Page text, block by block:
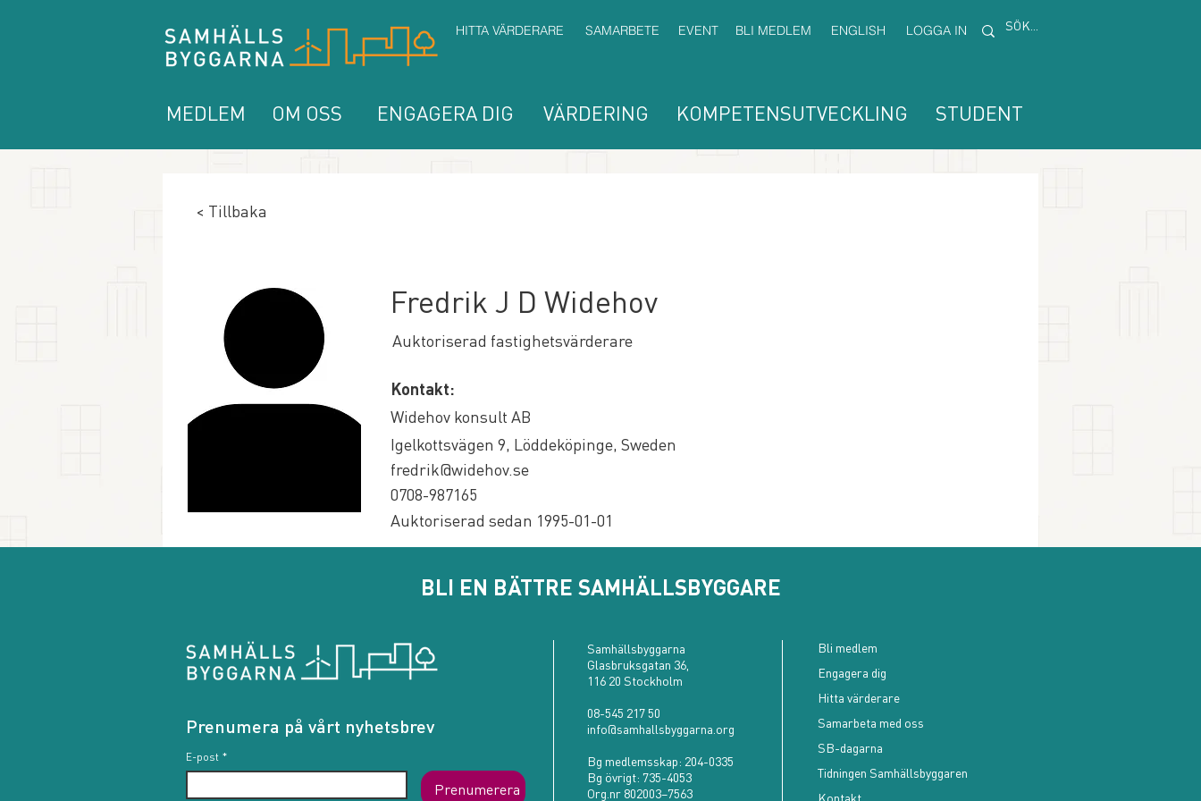
HITTA VÄRDERARE SAMARBETE EVENT BLI MEDLEM ENGLISH LOGGA IN
STUDENT
KOMPETENSUTVECKLING
VÄRDERING
ENGAGERA DIG
OM OSS
MEDLEM
< Tillbaka
Fredrik J D Widehov
Auktoriserad fastighetsvärderare
Kontakt:
Widehov konsult AB
Igelkottsvägen 9, Löddeköpinge, Sweden
fredrik@widehov.se
0708-987165
Auktoriserad sedan 1995-01-01
BLI EN BÄTTRE SAMHÄLLSBYGGARE
Prenumera på vårt nyhetsbrev
E-post *
Prenumerera
Samhällsbyggarna
Glasbruksgatan 36,
116 20 Stockholm
08-545 217 50
info@samhallsbyggarna.org
Bg medlemsskap: 204-0335
Bg övrigt: 735-4053
Org.nr 802003–7563
Bli medlem
Engagera dig
Hitta värderare
Samarbeta med oss
SB-dagarna
Tidningen Samhällsbyggaren
Kontakt